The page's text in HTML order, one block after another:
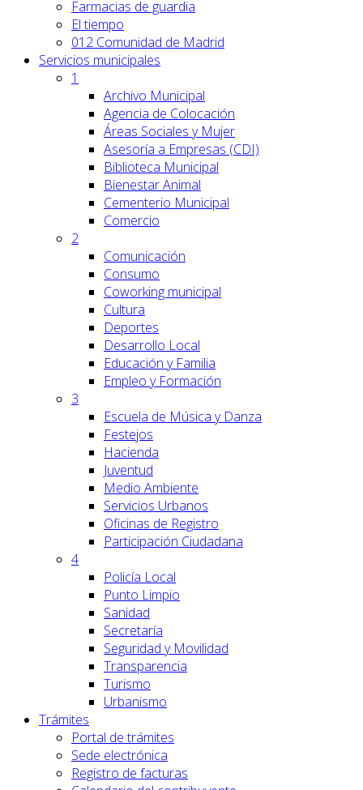
Farmacias de guardia
El tiempo
012 Comunidad de Madrid
Servicios municipales
1
Archivo Municipal
Agencia de Colocación
Áreas Sociales y Mujer
Asesoría a Empresas (CDI)
Biblioteca Municipal
Bienestar Animal
Cementerio Municipal
Comercio
2
Comunicación
Consumo
Coworking municipal
Cultura
Deportes
Desarrollo Local
Educación y Familia
Empleo y Formación
3
Escuela de Música y Danza
Festejos
Hacienda
Juventud
Medio Ambiente
Servicios Urbanos
Oficinas de Registro
Participación Ciudadana
4
Policía Local
Punto Limpio
Sanidad
Secretaría
Seguridad y Movilidad
Transparencia
Turismo
Urbanismo
Trámites
Portal de trámites
Sede electrónica
Registro de facturas